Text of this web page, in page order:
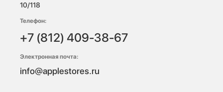
10/118
Телефон:
+7 (812) 409-38-67
Электронная почта:
info@applestores.ru